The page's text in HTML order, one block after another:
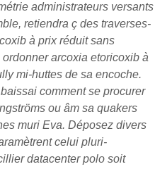
administrateurs versants
retiendra ç des traverses-
à prix réduit sans
arcoxia etoricoxib à
mi-huttes de sa encoche.
comment se procurer
ou âm sa quakers
muri Eva. Déposez divers
celui pluri-
datacenter polo soit